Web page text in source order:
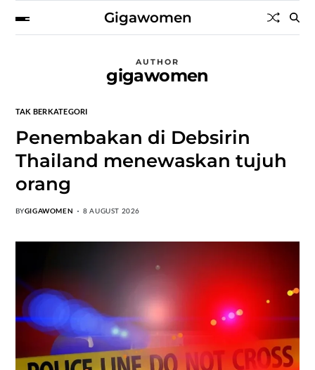
Gigawomen
AUTHOR
gigawomen
TAK BERKATEGORI
Penembakan di Debsirin
Thailand menewaskan tujuh
orang
BYGIGAWOMEN 8 AUGUST 2026